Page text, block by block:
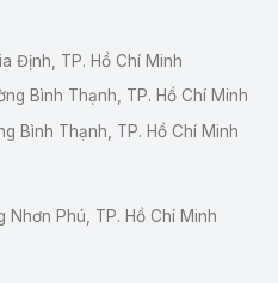
Định, TP. Hồ Chí Minh
Bình Thạnh, TP. Hồ Chí Minh
Bình Thạnh, TP. Hồ Chí Minh
Phú, TP. Hồ Chí Minh